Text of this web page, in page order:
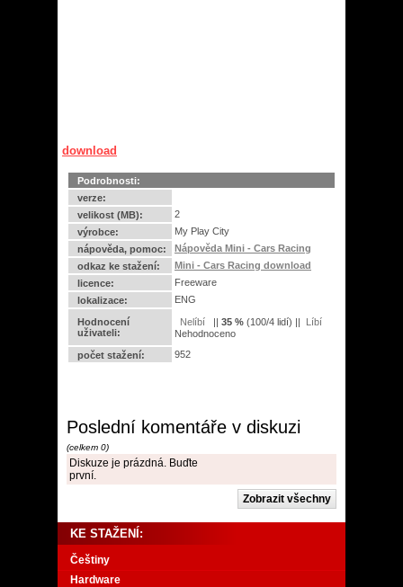
download
Podrobnosti:
verze:
velikost (MB):
2
výrobce:
My Play City
nápověda, pomoc:
Nápověda Mini - Cars Racing
odkaz ke stažení:
Mini - Cars Racing download
licence:
Freeware
lokalizace:
ENG
Hodnocení
uživateli:
|| 35 % (100/4 lidí) ||
Nehodnoceno
počet stažení:
952
Poslední komentáře v diskuzi
(celkem 0)
Diskuze je prázdná. Buďte
první.
KE STAŽENÍ:
Češtiny
Hardware